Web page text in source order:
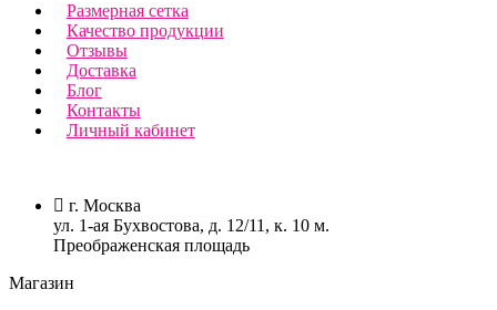
Размерная сетка
Качество продукции
Отзывы
Доставка
Блог
Контакты
Личный кабинет
г. Москва
ул. 1-ая Бухвостова, д. 12/11, к. 10 м.
Преображенская площадь
Магазин